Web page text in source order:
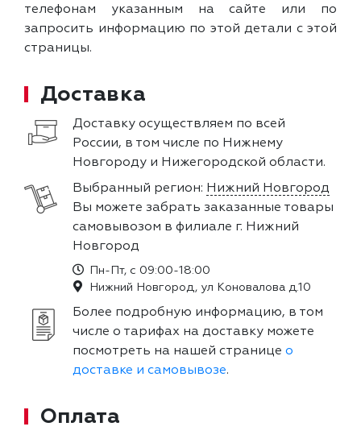
телефонам указанным на сайте или по
запросить информацию по этой детали с этой
страницы.
Доставка
Доставку осуществляем по всей
России, в том числе по Нижнему
Новгороду и Нижегородской области.
Выбранный регион: Нижний Новгород
Вы можете забрать заказанные товары
самовывозом в филиале г. Нижний
Новгород
Пн-Пт, с 09:00-18:00
Нижний Новгород, ул Коновалова д.10
Более подробную информацию, в том
числе о тарифах на доставку можете
посмотреть на нашей странице о
доставке и самовывозе.
Оплата